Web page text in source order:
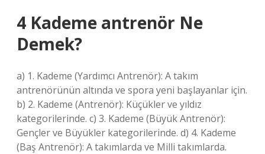
4 Kademe antrenör Ne
Demek?
a) 1. Kademe (Yardımcı Antrenör): A takım
antrenörünün altında ve spora yeni başlayanlar için.
b) 2. Kademe (Antrenör): Küçükler ve yıldız
kategorilerinde. c) 3. Kademe (Büyük Antrenör):
Gençler ve Büyükler kategorilerinde. d) 4. Kademe
(Baş Antrenör): A takımlarda ve Milli takımlarda.